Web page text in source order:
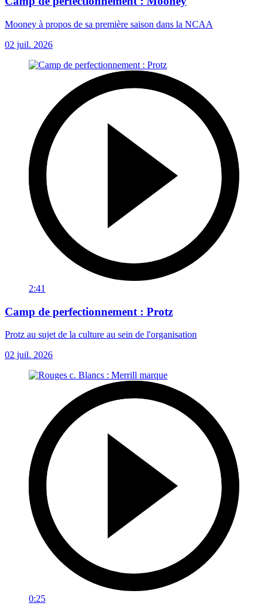
Mooney à propos de sa première saison dans la NCAA
02 juil. 2026
2:41
Camp de perfectionnement : Protz
Protz au sujet de la culture au sein de l'organisation
02 juil. 2026
0:25